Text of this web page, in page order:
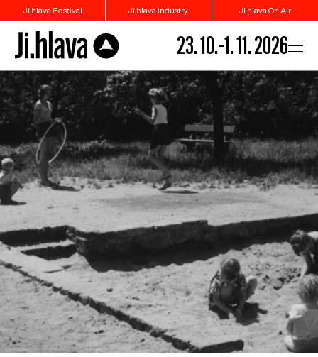
Ji.hlava Festival Ji.hlava Industry Ji.hlava On Air
23. 10.–1. 11. 2026